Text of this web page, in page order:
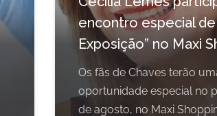
encontro especial de
Exposição” no Maxi
Os fãs de Chaves terão
oportunidade especial no
de agosto, no Maxi